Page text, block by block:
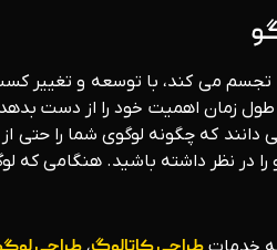
می کند، با توسعه و تغییر
زمان اهمیت خود را از دست
دانند که چگونه لوگوی شما را
را در نظر داشته باشید. هنگامی